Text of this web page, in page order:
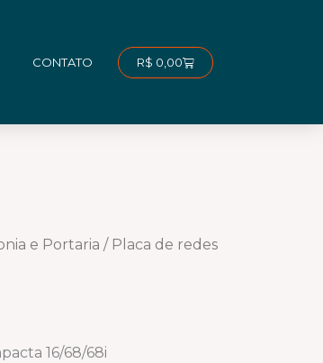
CONTATO R$ 0,00Carrinho
e Portaria / Placa de redes
16/68/68i